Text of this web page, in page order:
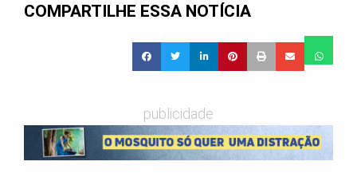
COMPARTILHE ESSA NOTÍCIA
publicidade